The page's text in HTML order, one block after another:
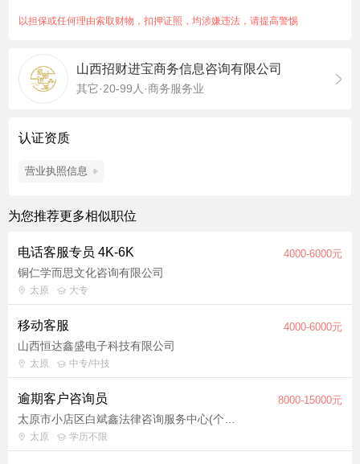
以担保或任何理由索取财物，扣押证照，均涉嫌违法，请提高警惕
山西招财进宝商务信息咨询有限公司
其它·20-99人·商务服务业
认证资质
营业执照信息
为您推荐更多相似职位
电话客服专员 4K-6K 4000-6000元
铜仁学而思文化咨询有限公司
太原 大专
移动客服 4000-6000元
山西恒达鑫盛电子科技有限公司
太原 中专/中技
逾期客户咨询员 8000-15000元
太原 学历不限